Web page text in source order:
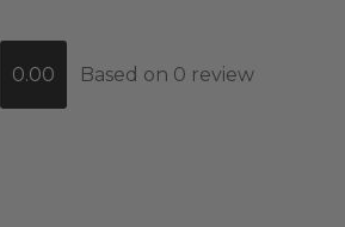
0.00 Based on 0 review